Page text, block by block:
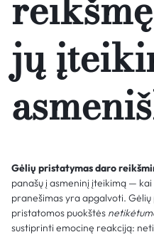
jų
Gėlių pristatymas daro
panašų į asmeninį įteikimą —
pranešimas yra apgalvoti.
pristatomos puokštės
sustiprinti emocinę reakciją: